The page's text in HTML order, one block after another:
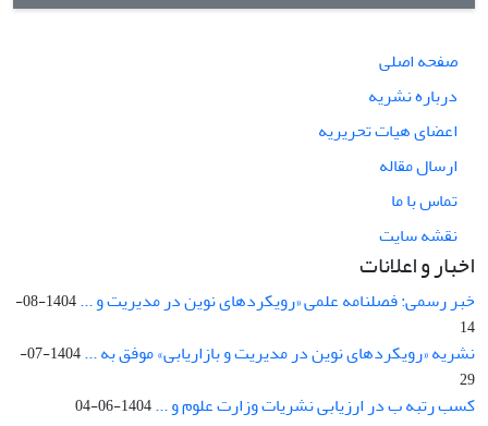
صفحه اصلی
درباره نشریه
اعضای هیات تحریریه
ارسال مقاله
تماس با ما
نقشه سایت
اخبار و اعلانات
خبر رسمی: فصلنامه علمی «رویکردهای نوین در مدیریت و ...
1404-08-
14
نشریه «رویکردهای نوین در مدیریت و بازاریابی» موفق به ...
1404-07-
29
کسب رتبه ب در ارزیابی نشریات وزارت علوم و ...1404-06-04